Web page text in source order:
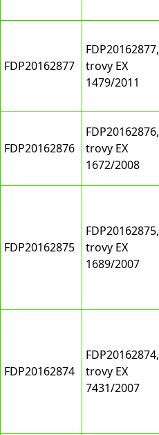
FDP20162877
FDP20162877,
trovy EX
1479/2011
FDP20162876
FDP20162876,
trovy EX
1672/2008
FDP20162875
FDP20162875,
trovy EX
1689/2007
FDP20162874
FDP20162874,
trovy EX
7431/2007